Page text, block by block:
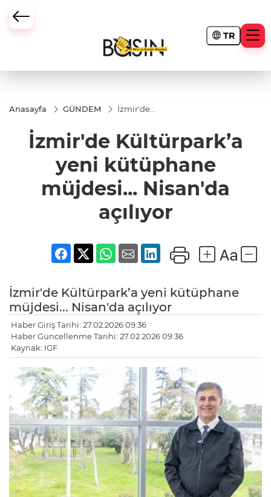
TR
Anasayfa GÜNDEM
İzmir'de
kütüphane
müjdesi...
Nisan'da
açılıyor
İzmir'de Kültürpark’a
yeni kütüphane
müjdesi... Nisan'da
açılıyor
İzmir'de Kültürpark’a yeni kütüphane
müjdesi... Nisan'da açılıyor
Haber Giriş Tarihi: 27.02.2026 09:36
Haber Güncellenme Tarihi: 27.02.2026 09:36
Kaynak: IGF